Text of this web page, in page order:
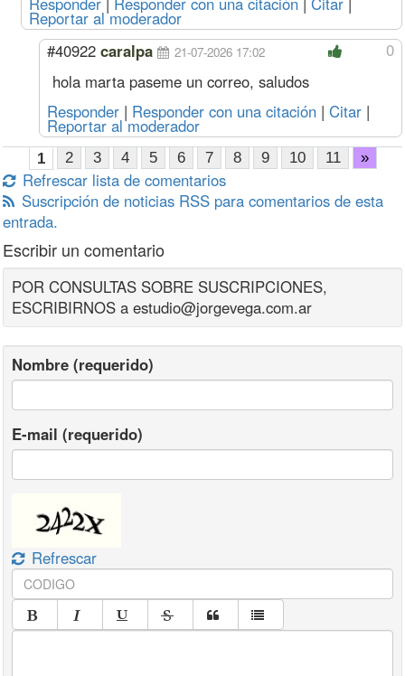
Reportar al moderador
0
#40922 caralpa 21-07-2026 17:02
hola marta paseme un correo, saludos
Responder | Responder con una citación | Citar |
Reportar al moderador
1 2 3 4 5 6 7 8 9 10 11 »
Refrescar lista de comentarios
Suscripción de noticias RSS para comentarios de esta
entrada.
Escribir un comentario
POR CONSULTAS SOBRE SUSCRIPCIONES,
ESCRIBIRNOS a estudio@jorgevega.com.ar
Nombre (requerido)
E-mail (requerido)
Refrescar